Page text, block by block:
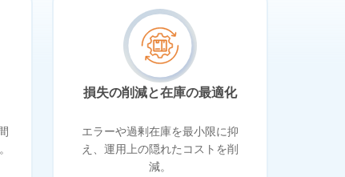
損失の削減と在庫の最適化
エラーや過剰在庫を最小限に抑
え、運用上の隠れたコストを削
減。